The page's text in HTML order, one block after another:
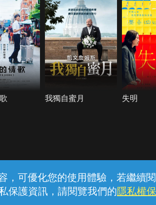
，可優化您的使用體驗，若繼續
保護資訊，請閱覽我們的隱私權
我獨自蜜月 失明
線上客服 服務條款
中華電信股份有限公司個人家庭分公司 (統一